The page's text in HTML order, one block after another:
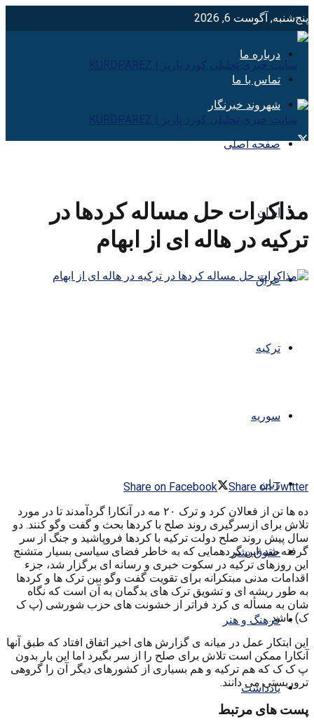
پنج‌شنبه, آگوست 6, 2026
درباره ما
تماس با ما
شهروند خبرنگار
صفحه اصلی
ایران
عراق
ترکیه
سوریه
زنان
حقوق بشر
فرهنگ و هنر
یادداشت
مذاکرات حل مساله کردها در
ترکیه در هاله ای از ابهام
Share on Facebook
Share on Twitter
ده ها تن از فعالان کرد و ترک ۲۰ مه در آنکارا گردآمدند تا در مورد
تلاش برای ازسرگیری روند صلح با کردها بحث و گفت وگو کنند. دو
سال پیش روند صلح دولت ترکیه با کردها فروپاشید و جنگ از سر
گرفته شد. این گردهمایی که به خاطر فضای سیاسی بسیار متشنج
این روزهای ترکیه در سکوت خبری و رسانه ای برگزار شد، جزء
اقدامات مدنی مبتکرانه برای تقویت گفت وگو بین ترک ها و کردها
به طور ریشه ای و تشویق ترک های بدگمان به آن است که نگاه
شان به مسأله ی کرد فراتر از خشونت های حزب شورشی (پ ک
ک) باشد.
این ابتکار عمل در میانه ی گزارش های اخیر اتفاق افتاد که طبق آنها
آنکارا ممکن است تلاش برای صلح را از سر بگیرد اما این بار بدون
پ ک ک که هم ترکیه و هم بسیاری از کشورهای دیگر آن را گروهی
تروریستی می دانند.
پست های مرتبط